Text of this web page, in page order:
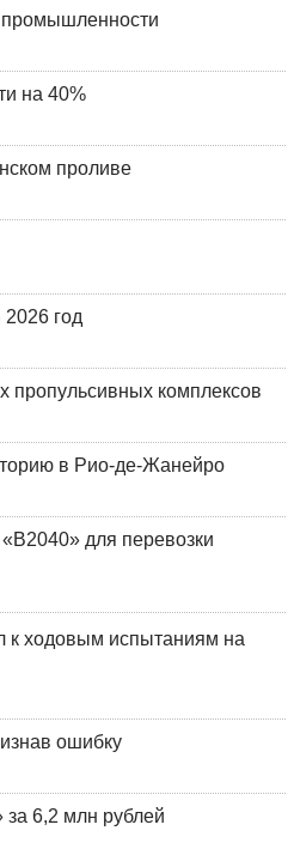
промышленности
на 40%
проливе
год
пропульсивных комплексов
в Рио-де-Жанейро
для перевозки
к ходовым испытаниям на
ошибку
за 6,2 млн рублей